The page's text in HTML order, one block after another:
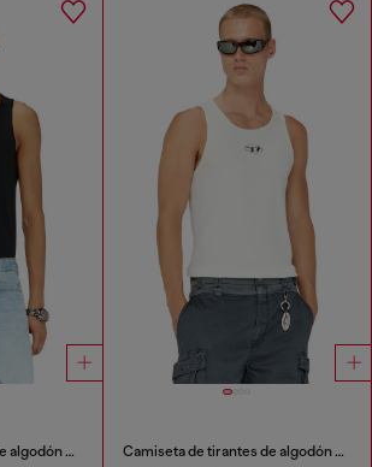
Camiseta de tirantes de algodón con logo Camiseta de tirantes de algodón con logo